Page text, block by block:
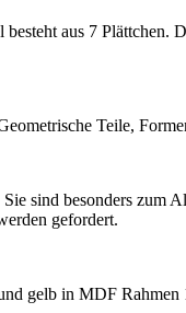
aus 7
Teile,
sind besonders
gefordert.
gelb in MDF